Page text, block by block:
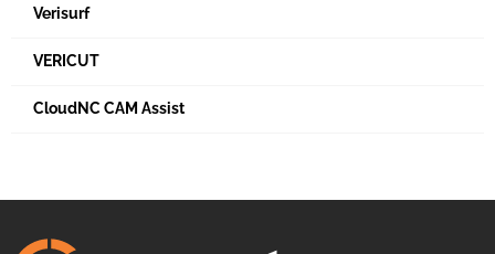
Verisurf
VERICUT
CloudNC CAM Assist